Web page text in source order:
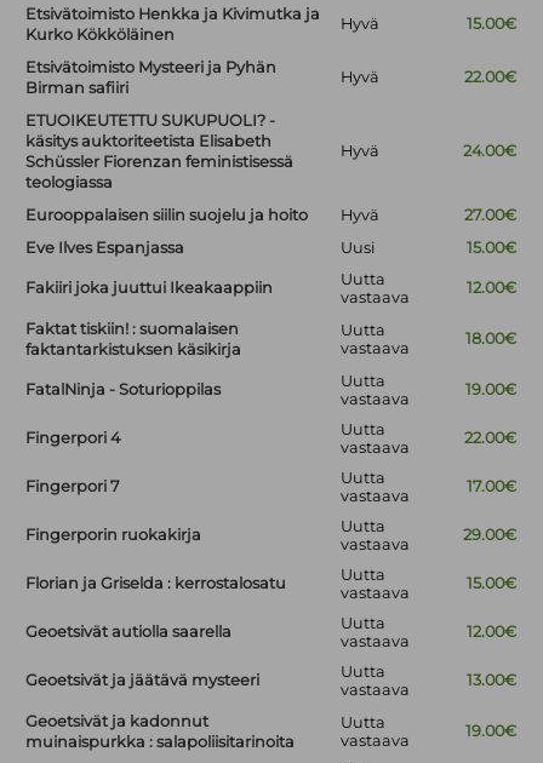
Etsivätoimisto Henkka ja Kivimutka ja
Kurko Kökköläinen
Hyvä 15.00€
Etsivätoimisto Mysteeri ja Pyhän
Birman safiiri
Hyvä 22.00€
ETUOIKEUTETTU SUKUPUOLI? -
käsitys auktoriteetista Elisabeth
Schüssler Fiorenzan feministisessä
teologiassa
Hyvä 24.00€
Eurooppalaisen siilin suojelu ja hoito Hyvä
27.00€
Eve Ilves Espanjassa
Uusi 15.00€
Fakiiri joka juuttui Ikeakaappiin
Uutta
vastaava
12.00€
Faktat tiskiin! : suomalaisen
faktantarkistuksen käsikirja
Uutta
vastaava
18.00€
FatalNinja - Soturioppilas
Uutta
vastaava
19.00€
Fingerpori 4
Uutta
vastaava
22.00€
Fingerpori 7
Uutta
vastaava
17.00€
Fingerporin ruokakirja
Uutta
vastaava
29.00€
Florian ja Griselda : kerrostalosatu
Uutta
vastaava
15.00€
Geoetsivät autiolla saarella
Uutta
vastaava
12.00€
Geoetsivät ja jäätävä mysteeri
Uutta
vastaava
13.00€
Geoetsivät ja kadonnut
muinaispurkka : salapoliisitarinoita
Uutta
vastaava
19.00€